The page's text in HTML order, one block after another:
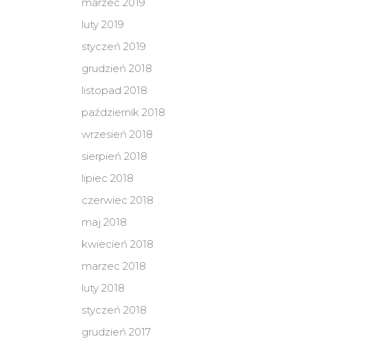
luty 2019
styczeń 2019
grudzień 2018
listopad 2018
październik 2018
wrzesień 2018
sierpień 2018
lipiec 2018
czerwiec 2018
maj 2018
kwiecień 2018
marzec 2018
luty 2018
styczeń 2018
grudzień 2017